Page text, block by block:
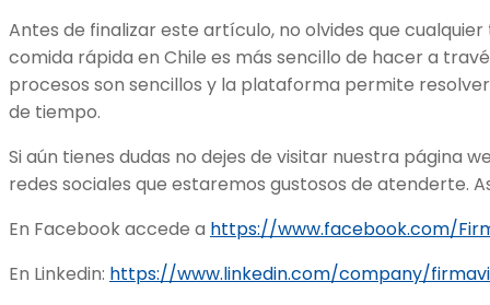
Antes de finalizar este artículo, no olvides que
comida rápida en Chile es más sencillo de hacer a
procesos son sencillos y la plataforma permite
de tiempo.
Si aún tienes dudas no dejes de visitar nuestra página
redes sociales que estaremos gustosos de atenderte.
En Facebook accede a https://www.facebook.com/
En Linkedin: https://www.linkedin.com/company/